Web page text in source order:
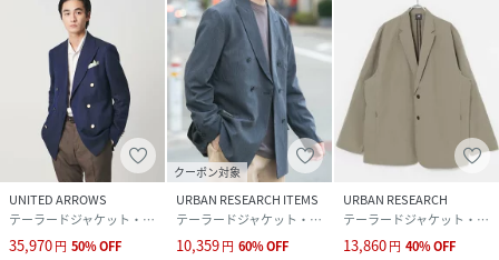
伸縮性 : なし
裏地 : あり
光沢 : なし
ポケット : あり
BEIGE：181cm(L) / 185cm(M)
性別タイプ メンズ
原産国 日本
UNITED ARROWS
テーラードジャケット・ブレザー
35,970円 50%OFF
クーポン対象
URBAN RESEARCH ITEMS
テーラードジャケット・ブレザー
10,359円 60%OFF
URBAN RESEARCH
テーラードジャケット・ブレザー
13,860円 40%OFF